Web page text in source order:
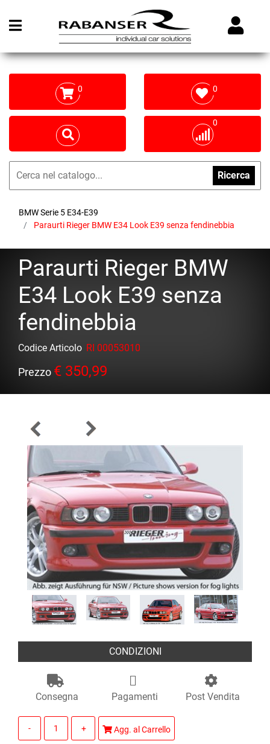
Open menu
0 0
0
Ricerca
BMW Serie 5 E34-E39
Paraurti Rieger BMW E34 Look E39 senza fendinebbia
Paraurti Rieger BMW
E34 Look E39 senza
fendinebbia
Codice Articolo RI 00053010
Prezzo € 350,99
CONDIZIONI
Consegna Pagamenti Post Vendita
Agg. al Carrello